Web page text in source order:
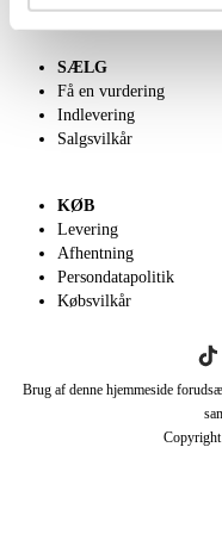
SÆLG
Få en vurdering
Indlevering
Salgsvilkår
KØB
Levering
Afhentning
Persondatapolitik
Købsvilkår
Brug af denne hjemmeside